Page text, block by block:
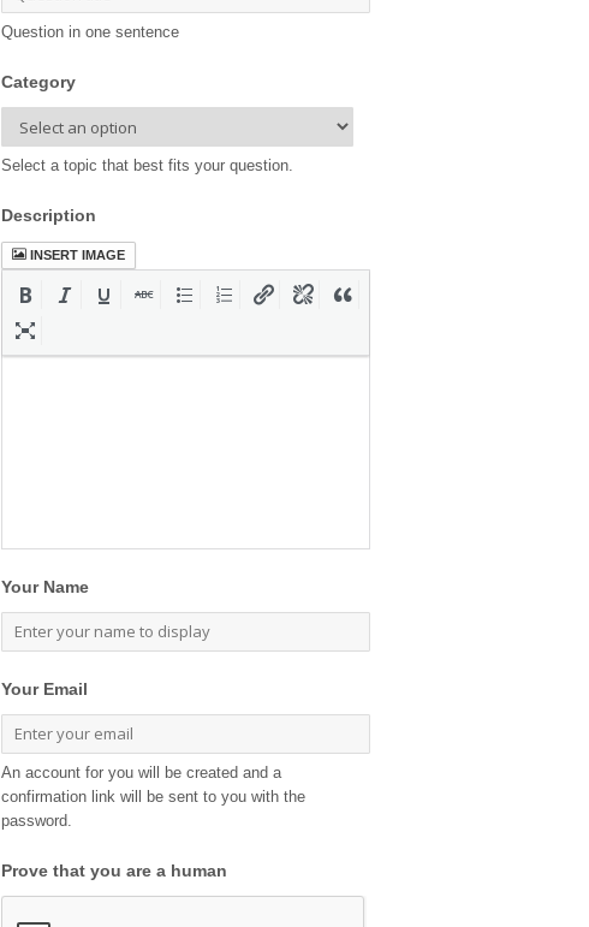
Question in one sentence
Category
Select a topic that best fits your question.
Description
INSERT IMAGE
Your Name
Your Email
An account for you will be created and a
confirmation link will be sent to you with the
password.
Prove that you are a human